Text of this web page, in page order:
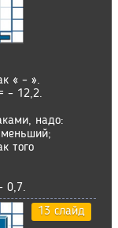
« – ».
– 12,2.
надо:
меньший;
того
0,7.
13 слайд